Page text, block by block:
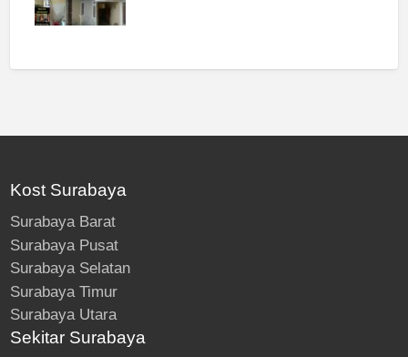
Kost Surabaya
Surabaya Barat
Surabaya Pusat
Surabaya Selatan
Surabaya Timur
Surabaya Utara
Sekitar Surabaya